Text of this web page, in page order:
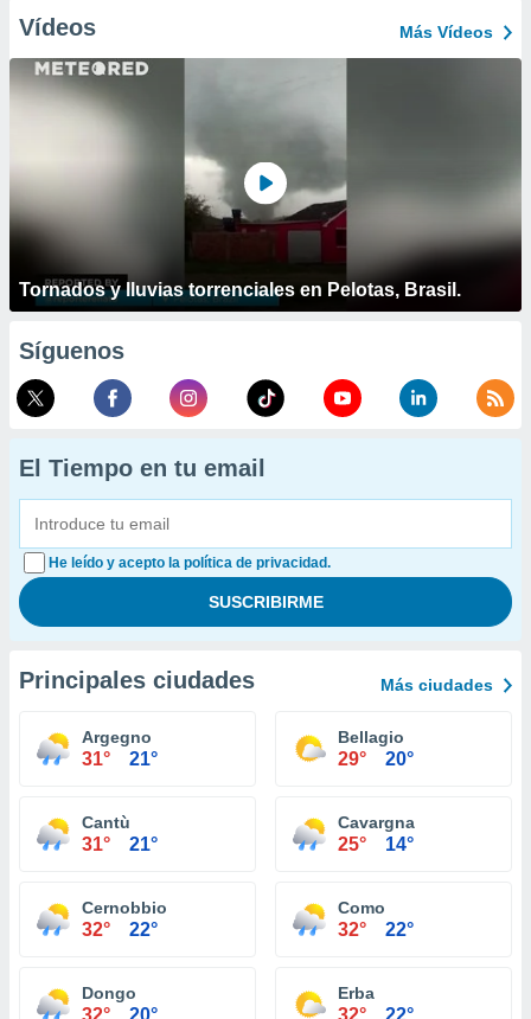
Vídeos Más Vídeos
Tornados y lluvias torrenciales en Pelotas, Brasil.
Síguenos
El Tiempo en tu email
He leído y acepto la política de privacidad.
Principales ciudades Más ciudades
Argegno
31° 21°
Bellagio
29° 20°
Cantù
31° 21°
Cavargna
25° 14°
Cernobbio
32° 22°
Como
32° 22°
Dongo
32° 20°
Erba
32° 22°